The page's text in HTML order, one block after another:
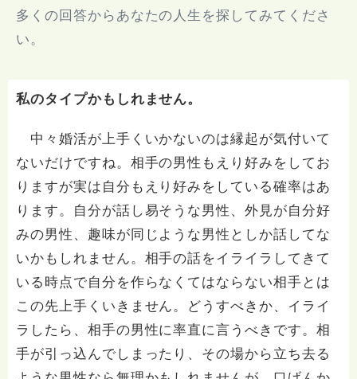
多くの回答からあなたの人生を探してみてくださ
い。
私のタイプかもしれません。
中々婚活が上手くいかないのは縁起が気付いて
ないだけですね。相手の男性もえり好みをしてお
りますが実は自分もえり好みをしている確率はあ
ります。自分が話し易そうな男性、外見が自分好
みの男性、趣味が同じような男性としか話してな
いかもしれません。相手の話をイライラしてきて
いる時点で自分を作らなくてはならない相手とは
この先上手くいきません。どうすべきか、イライ
ラしたら、相手の男性に率直に言うべきです。相
手が引っ込んでしまったり、その場から立ち去る